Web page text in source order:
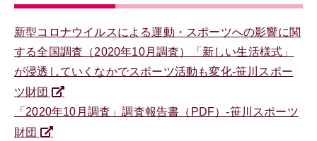
新型コロナウイルスによる運動・スポーツへの影響に関
する全国調査（2020年10月調査）「新しい生活様式」
が浸透していくなかでスポーツ活動も変化-笹川スポー
ツ財団
「2020年10月調査」調査報告書（PDF）-笹川スポーツ
財団